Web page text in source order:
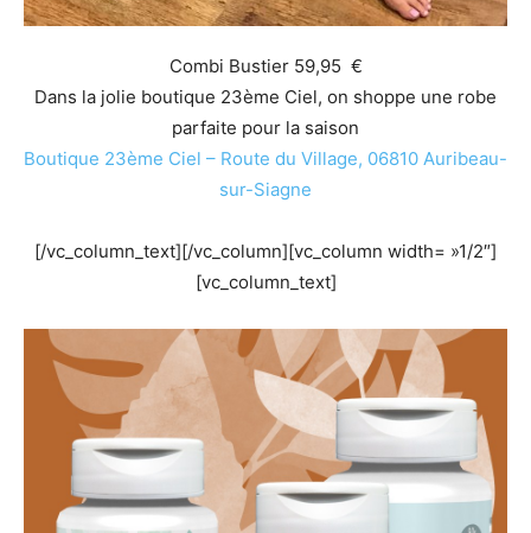
Combi Bustier 59,95 €
Dans la jolie boutique 23ème Ciel, on shoppe une robe
parfaite pour la saison
Boutique 23ème Ciel – Route du Village, 06810 Auribeau-
sur-Siagne
[/vc_column_text][/vc_column][vc_column width= »1/2″]
[vc_column_text]